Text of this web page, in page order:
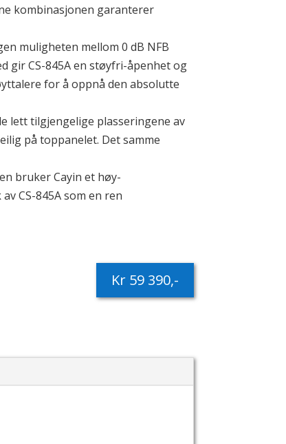
kombinasjonen garanterer
muligheten mellom 0 dB NFB
gir CS-845A en støyfri-åpenhet og
for å oppnå den absolutte
lett tilgjengelige plasseringene av
på toppanelet. Det samme
bruker Cayin et høy-
CS-845A som en ren
Kr 59 390,-